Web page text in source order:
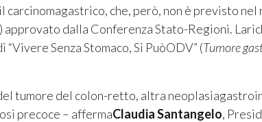
carcinomagastrico, che, però, non è previsto
approvato dalla Conferenza Stato-Regioni.
Senza Stomaco, Si PuòODV” (Tumore
tumore del colon-retto, altra
precoce – affermaClaudia Santangelo,